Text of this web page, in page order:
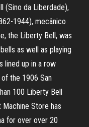
(Sino da Liberdade),
1944), mecânico
the Liberty Bell, was
as well as playing
lined up in a row
the 1906 San
100 Liberty Bell
Store has
for over over 20